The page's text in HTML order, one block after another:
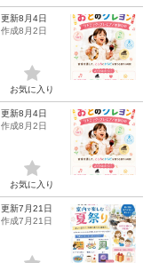
更新8月4日
作成8月2日
お気に入り
更新8月4日
作成8月2日
お気に入り
更新7月21日
作成7月21日